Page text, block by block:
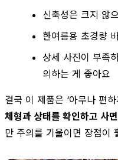
신축성은 크지 않
한여름용 초경량
상세 사진이 부족
의하는 게 좋아요
결국 이 제품은 ‘아무나 편
체형과 상태를 확인하고 사
만 주의를 기울이면 장점이